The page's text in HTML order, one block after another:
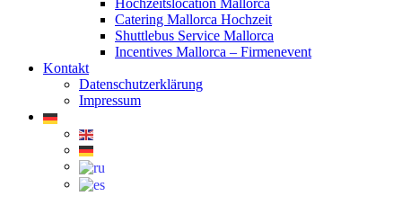
Hochzeitslocation Mallorca
Catering Mallorca Hochzeit
Shuttlebus Service Mallorca
Incentives Mallorca – Firmenevent
Kontakt
Datenschutzerklärung
Impressum